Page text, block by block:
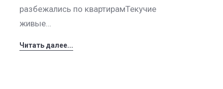
разбежались по квартирамТекучие
живые…
Читать далее...